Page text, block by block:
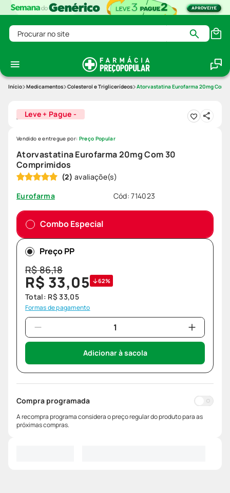
Procurar no site
Medicamentos Colesterol e Triglicerídeos Atorvastatina Eurofarma 20mg Com
Leve + Pague -
Atorvastatina Eurofarma 20mg Com 30
Comprimidos
(2)
Eurofarma
Cód:714023
Vendido e entregue por: Preço Popular
Combo Especial
Preço PP
R$86,18
R$ 33,05 62%
Total: R$ 33,05
Formas de pagamento
Adicionar à sacola
Compra programada
A recompra programa considera o preço regular do produto para as
próximas compras.